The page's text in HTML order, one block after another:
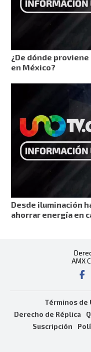
¿De dónde proviene
en México?
Desde iluminación
ahorrar energía en
AMX
Términos de
Derecho de Réplica
Suscripción